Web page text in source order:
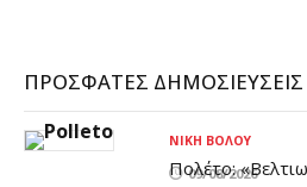
ΠΡΌΣΦΑΤΕΣ ΔΗΜΟΣΙΕΎΣΕΙΣ
ΝΊΚΗ ΒΌΛΟΥ
Πολέτο:
09/08/2026